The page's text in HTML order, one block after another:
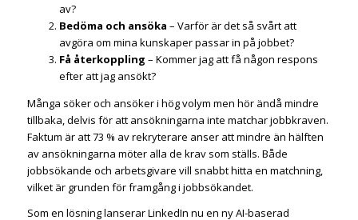
av?
Bedöma och ansöka – Varför är det så svårt att
avgöra om mina kunskaper passar in på jobbet?
Få återkoppling – Kommer jag att få någon respons
efter att jag ansökt?
Många söker och ansöker i hög volym men hör ändå mindre
tillbaka, delvis för att ansökningarna inte matchar jobbkraven.
Faktum är att 73 % av rekryterare anser att mindre än hälften
av ansökningarna möter alla de krav som ställs. Både
jobbsökande och arbetsgivare vill snabbt hitta en matchning,
vilket är grunden för framgång i jobbsökandet.
Som en lösning lanserar LinkedIn nu en ny AI-baserad